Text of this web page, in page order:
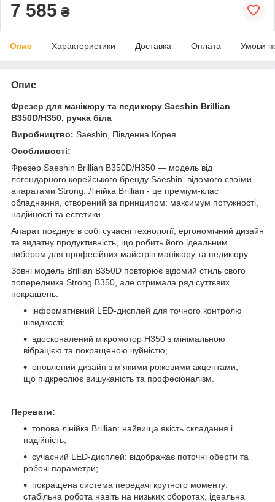
7 585 ₴
Опис Характеристики Доставка Оплата Умови
Опис
Фрезер для манікюру та педикюру Saeshin Brillian
B350D/H350, ручка біла
Виробництво: Saeshin, Південна Корея
Особливості:
Фрезер Saeshin Brillian B350D/H350 — модель від
легендарного корейського бренду Saeshin, відомого своїми
апаратами Strong. Лінійка Brillian - це преміум-клас
обладнання, створений за принципом: максимум потужності,
надійності та естетики.
Апарат поєднує в собі сучасні технології, ергономічний дизайн
та видатну продуктивність, що робить його ідеальним
вибором для професійних майстрів манікюру та педикюру.
Зовні модель Brillian B350D повторює відомий стиль свого
попередника Strong B350, але отримала ряд суттєвих
покращень:
інформативний LED-дисплей для точного контролю
швидкості;
вдосконалений мікромотор H350 з мінімальною
вібрацією та покращеною чуйністю;
оновлений дизайн з м'якими рожевими акцентами,
що підкреслює вишуканість та професіоналізм.
Переваги:
топова лінійка Brillian: найвища якість складання і
надійність;
сучасний LED-дисплей: відображає поточні оберти та
робочі параметри;
покращена система передачі крутного моменту:
стабільна робота навіть на низьких оборотах, ідеальна